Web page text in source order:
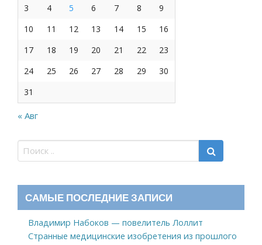
3
4 5 6 7 8
9
10
11 12 13 14 15
16
17
18 19 20 21 22
23
24
25 26 27 28 29
30
31
« Авг
САМЫЕ ПОСЛЕДНИЕ ЗАПИСИ
Владимир Набоков — повелитель Лоллит
Странные медицинские изобретения из прошлого